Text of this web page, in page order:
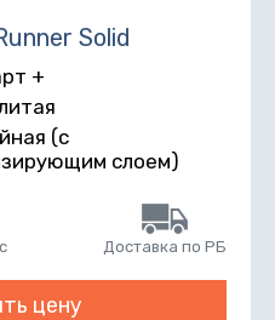
Solid
+
(с
слоем)
Доставка по РБ
цену